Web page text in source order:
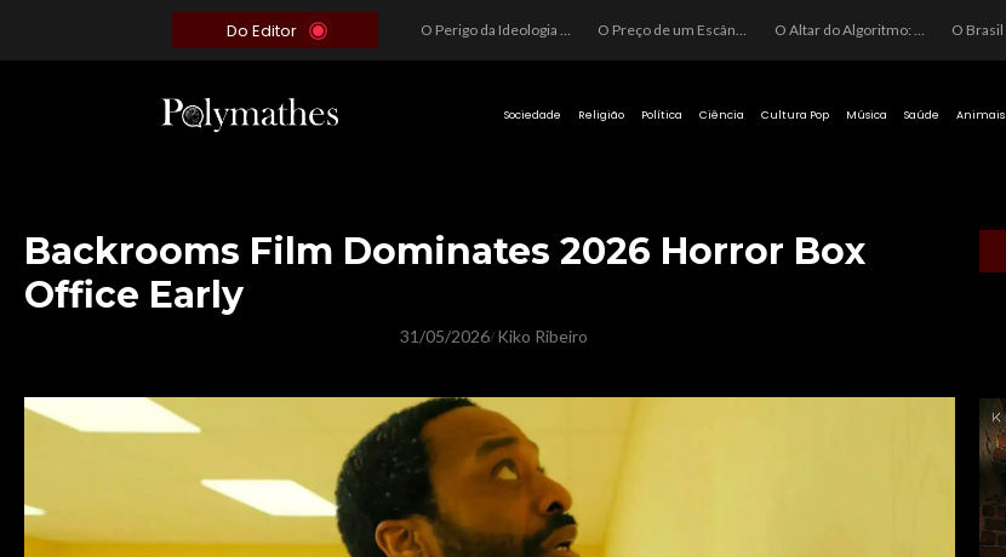
Do Editor O Perigo da Ideologia Desenfreada na Justiça: Quando a Pauta Política Substitui a Pena Criminal O Preço de um Escândalo: A Discrepância Entre o “Filme de Bolsonaro” e a Realidade do Cinema Mundial O Altar do Algoritmo: A Carência Humana e a Fabricação de Heróis no Brasil
Sociedade Religião Política Ciência Cultura Pop Música Saúde Animais
Backrooms Film Dominates 2026 Horror Box
Office Early
31/05/2026/ Kiko Ribeiro